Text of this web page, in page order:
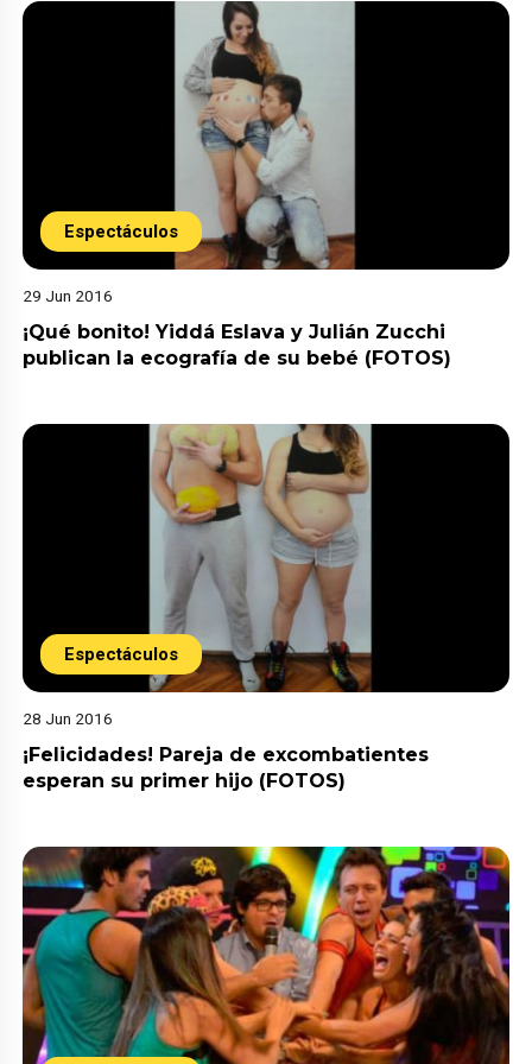
Espectáculos
29 Jun 2016
¡Qué bonito! Yiddá Eslava y Julián Zucchi
publican la ecografía de su bebé (FOTOS)
Espectáculos
28 Jun 2016
¡Felicidades! Pareja de excombatientes
esperan su primer hijo (FOTOS)